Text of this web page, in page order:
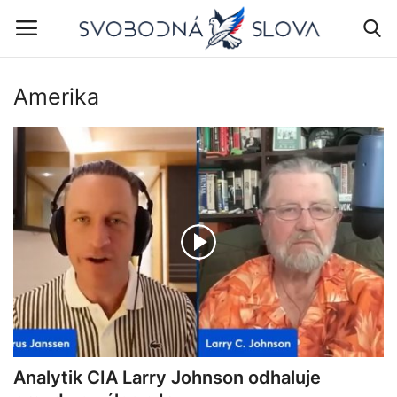
Přihlášení
Domů
Stalo se
Volby 2025
Z domova
Obrázky
Ze světa
Amerika
Analytik CIA Larry Johnson odhaluje